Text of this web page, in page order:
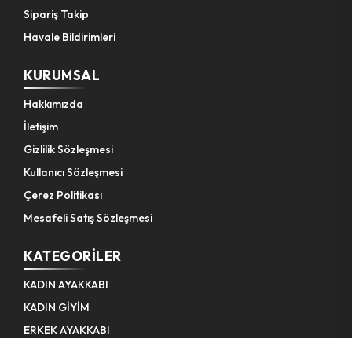
Sipariş Takip
Havale Bildirimleri
KURUMSAL
Hakkımızda
İletişim
Gizlilik Sözleşmesi
Kullanıcı Sözleşmesi
Çerez Politikası
Mesafeli Satış Sözleşmesi
KATEGORILER
KADIN AYAKKABI
KADIN GİYİM
ERKEK AYAKKABI